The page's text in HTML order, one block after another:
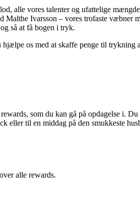
alle vores talenter og ufattelige
Ivarsson – vores trofaste væbner
så at få bogen i tryk.
os med at skaffe penge til trykning
som du kan gå på opdagelse i.
til en middag på den smukkeste
alle rewards.